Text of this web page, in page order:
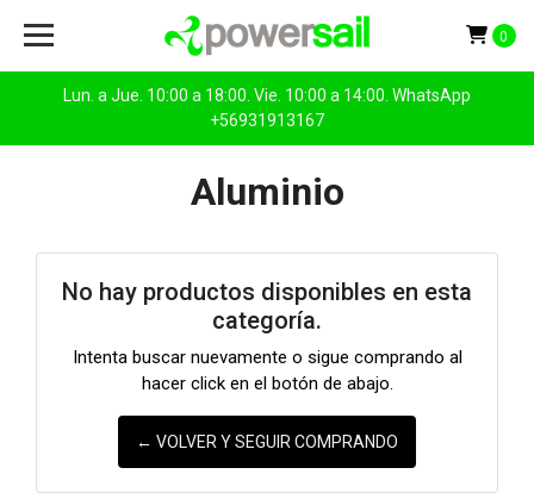
Lun. a Jue. 10:00 a 18:00. Vie. 10:00 a 14:00. WhatsApp
+56931913167
0
Aluminio
No hay productos disponibles en esta
categoría.
Intenta buscar nuevamente o sigue comprando al
hacer click en el botón de abajo.
← VOLVER Y SEGUIR COMPRANDO